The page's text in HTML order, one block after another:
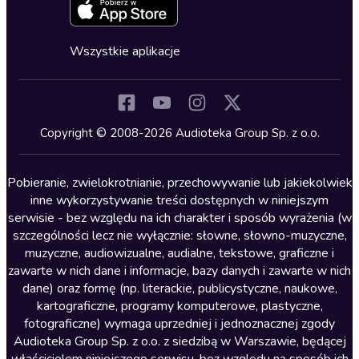
Kryminały
Lektury szkolne
Literatura anglojęzyczna
Literatura faktu
Literatura obyczajowa
Literatura piękna obca
Literatura piękna polska
Nagrania relaksacyjne
Nauka języków
Zapowiedzi
Cykle audiobooków
Wszystkie aplikacje
Copyright © 2008-2026 Audioteka Group Sp. z o.o.
Pobieranie, zwielokrotnianie, przechowywanie lub jakiekolwiek
inne wykorzystywanie treści dostępnych w niniejszym
serwisie - bez względu na ich charakter i sposób wyrażenia (w
szczególności lecz nie wyłącznie: słowne, słowno-muzyczne,
muzyczne, audiowizualne, audialne, tekstowe, graficzne i
zawarte w nich dane i informacje, bazy danych i zawarte w nich
dane) oraz formę (np. literackie, publicystyczne, naukowe,
kartograficzne, programy komputerowe, plastyczne,
fotograficzne) wymaga uprzedniej i jednoznacznej zgody
Audioteka Group Sp. z o.o. z siedzibą w Warszawie, będącej